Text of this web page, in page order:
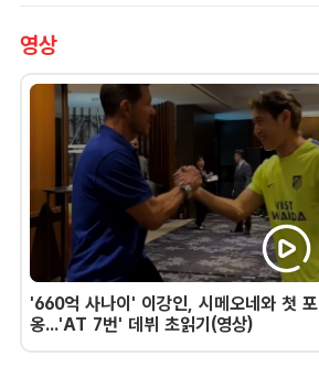
영상
'660억 사나이' 이강인, 시메오네와 첫 포
옹...'AT 7번' 데뷔 초읽기(영상)